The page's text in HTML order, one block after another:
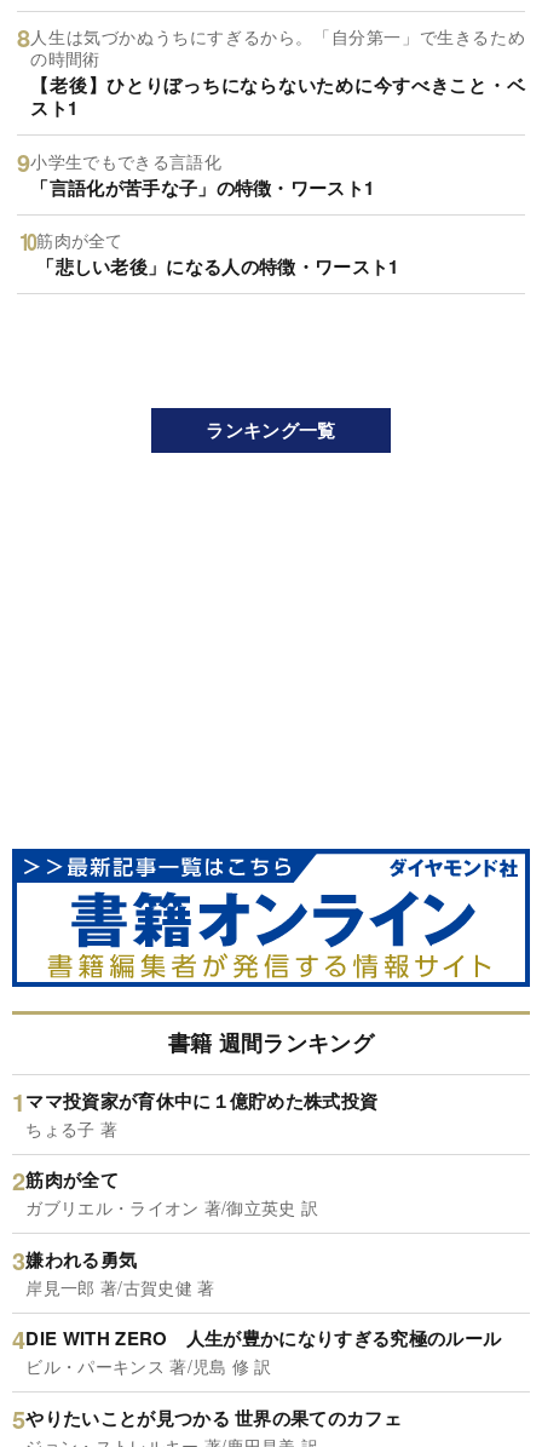
人生は気づかぬうちにすぎるから。「自分第一」で生きるため
の時間術
【老後】ひとりぼっちにならないために今すべきこと・ベ
スト1
小学生でもできる言語化
「言語化が苦手な子」の特徴・ワースト1
筋肉が全て
「悲しい老後」になる人の特徴・ワースト1
ランキング一覧
書籍 週間ランキング
ママ投資家が育休中に１億貯めた株式投資
ちょる子 著
筋肉が全て
ガブリエル・ライオン 著/御立英史 訳
嫌われる勇気
岸見一郎 著/古賀史健 著
DIE WITH ZERO 人生が豊かになりすぎる究極のルール
ビル・パーキンス 著/児島 修 訳
やりたいことが見つかる 世界の果てのカフェ